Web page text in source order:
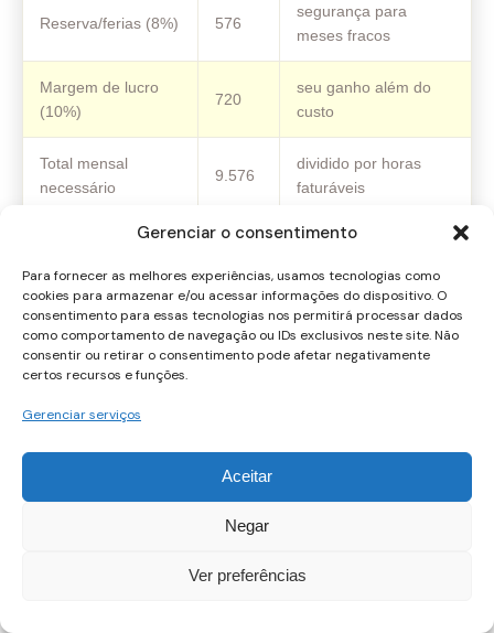
Gerenciar o consentimento
Para fornecer as melhores experiências, usamos tecnologias como
cookies para armazenar e/ou acessar informações do dispositivo. O
consentimento para essas tecnologias nos permitirá processar dados
como comportamento de navegação ou IDs exclusivos neste site. Não
consentir ou retirar o consentimento pode afetar negativamente
certos recursos e funções.
Gerenciar serviços
Aceitar
Negar
Ver preferências
Reserva/ferias (8%) 576
segurança para
meses fracos
Margem de lucro
(10%)
720
seu ganho além do
custo
Total mensal
necessário
9.576
dividido por horas
faturáveis
Preço por hora 119,70 9.576 / 80
Ajuste de preço quando sua renda
varia ou a demanda muda
Quando a demanda aumenta, teste preços maiores com
novos clientes. Quando cai, corte custos ou ofereça pacotes